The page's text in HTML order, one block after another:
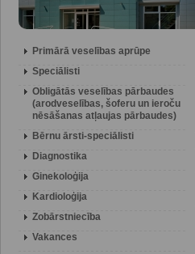
Primārā veselības aprūpe
Speciālisti
Obligātās veselības pārbaudes
(arodveselības, šoferu un ieroču
nēsāšanas atļaujas pārbaudes)
Bērnu ārsti-speciālisti
Diagnostika
Ginekoloģija
Kardioloģija
Zobārstniecība
Vakances